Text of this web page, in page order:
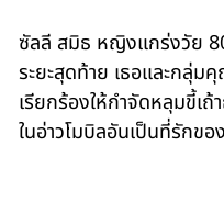
ซัลลี สมิธ หญิงแกร่งวัย
ระยะสุดท้าย เธอและกลุ่
เรียกร้องให้กำจัดหลุมขี้เ
ในอ่าวโมบิลอันเป็นที่รักขอ